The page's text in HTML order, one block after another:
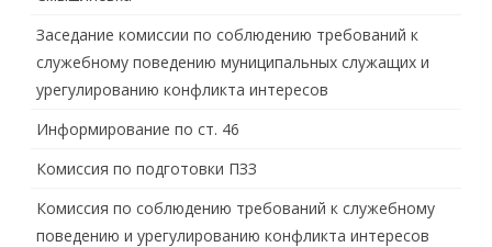
Заседание комиссии по соблюдению требований к
служебному поведению муниципальных служащих и
урегулированию конфликта интересов
Информирование по ст. 46
Комиссия по подготовки ПЗЗ
Комиссия по соблюдению требований к служебному
поведению и урегулированию конфликта интересов